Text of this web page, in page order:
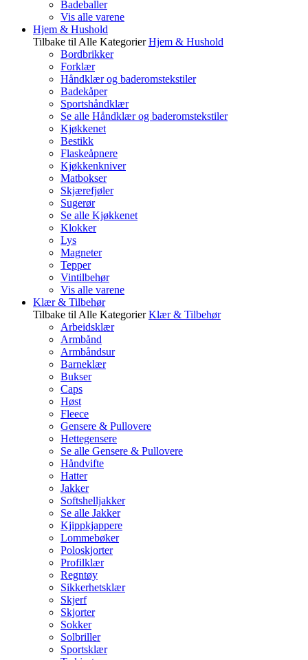
Badeballer
Vis alle varene
Hjem & Hushold
Tilbake til Alle Kategorier Hjem & Hushold
Bordbrikker
Forklær
Håndklær og baderomstekstiler
Badekåper
Sportshåndklær
Se alle Håndklær og baderomstekstiler
Kjøkkenet
Bestikk
Flaskeåpnere
Kjøkkenkniver
Matbokser
Skjærefjøler
Sugerør
Se alle Kjøkkenet
Klokker
Lys
Magneter
Tepper
Vintilbehør
Vis alle varene
Klær & Tilbehør
Tilbake til Alle Kategorier Klær & Tilbehør
Arbeidsklær
Armbånd
Armbåndsur
Barneklær
Bukser
Caps
Høst
Fleece
Gensere & Pullovere
Hettegensere
Se alle Gensere & Pullovere
Håndvifte
Hatter
Jakker
Softshelljakker
Se alle Jakker
Kjippkjappere
Lommebøker
Poloskjorter
Profilklær
Regntøy
Sikkerhetsklær
Skjerf
Skjorter
Sokker
Solbriller
Sportsklær